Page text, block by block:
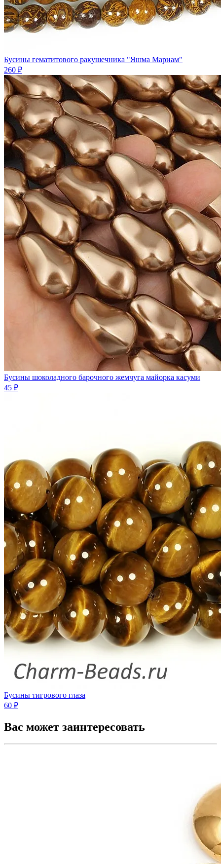
Бусины гематитового ракушечника "Яшма Мариам"
260 ₽
Бусины шоколадного барочного жемчуга майорка касуми
45 ₽
Бусины тигрового глаза
60 ₽
Вас может заинтересовать